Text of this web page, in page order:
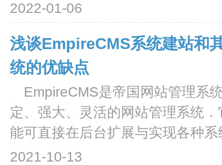
2022-01-06
浅谈EmpireCMS系统建站和
统的优缺点
EmpireCMS是帝国网站管理系
定、强大、灵活的网站管理系统
能可直接在后台扩展与实现各种
2021-10-13